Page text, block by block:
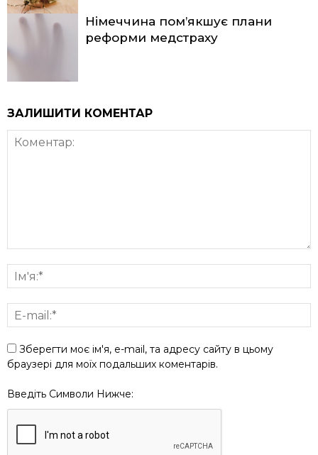
Німеччина пом’якшує плани
реформи медстраху
ЗАЛИШИТИ КОМЕНТАР
Зберегти моє ім'я, e-mail, та адресу сайту в цьому
браузері для моїх подальших коментарів.
Введіть Символи Нижче: